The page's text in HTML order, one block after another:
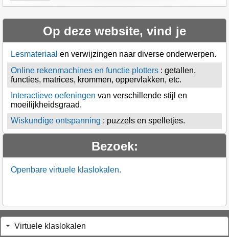
Op deze website, vind je
Lesmateriaal en verwijzingen naar diverse onderwerpen.
Online rekenmachines en functie plotters: getallen,
functies, matrices, krommen, oppervlakken, etc.
Interactieve oefeningen van verschillende stijl en
moeilijkheidsgraad.
Wiskundige ontspanning : puzzels en spelletjes.
Bezoek:
Openbare virtuele klaslokalen.
Virtuele klaslokalen